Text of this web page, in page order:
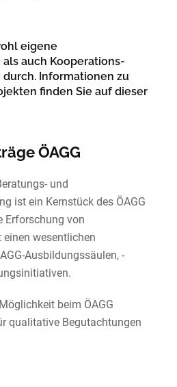
eigene
auch Kooperations-
Informationen zu
finden Sie auf dieser
ÖAGG
und
ist ein Kernstück des ÖAGG
Erforschung von
wesentlichen
Ausbildungssäulen, -
beim ÖAGG
qualitative Begutachtungen